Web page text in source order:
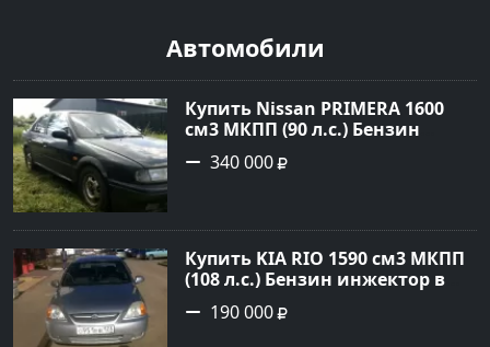
Автомобили
Купить Nissan PRIMERA 1600
см3 МКПП (90 л.с.) Бензин
инжектор в Петровская: цвет
Зеленый Седан 1994 года по
Авторынок23
340 000
Купить KIA RIO 1590 см3 МКПП
(108 л.с.) Бензин инжектор в
Краснодар: цвет серебристый
Седан 2004 года по цене 190000
190 000